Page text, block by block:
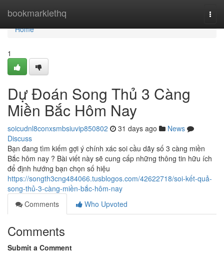
bookmarklethq
Home
Home
1
Dự Đoán Song Thủ 3 Càng
Miền Bắc Hôm Nay
soicudnl8conxsmbsiuvip850802 31 days ago
News
Discuss
Bạn đang tìm kiếm gợi ý chính xác soi cầu dãy số 3 càng miền
Bắc hôm nay ? Bài viết này sẽ cung cấp những thông tin hữu ích
để định hướng bạn chọn số hiệu
https://songth3cng484066.tusblogos.com/42622718/soi-kết-quả-
song-thủ-3-càng-miền-bắc-hôm-nay
Comments
Who Upvoted
Comments
Submit a Comment